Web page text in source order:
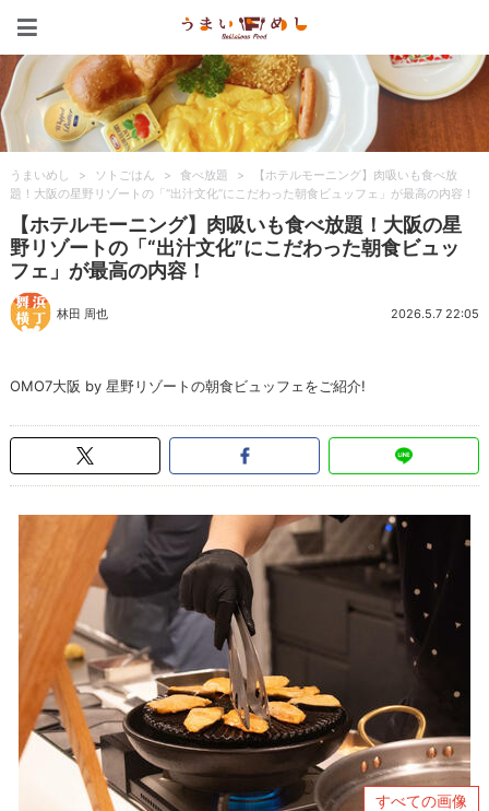
うまいめし > ソトごはん > 食べ放題 >
【ホテルモーニング】肉吸いも食べ放
題！大阪の星野リゾートの「“出汁文化”にこだわった朝食ビュッフェ」が最高の内容！
【ホテルモーニング】肉吸いも食べ放題！大阪の星
野リゾートの「“出汁文化”にこだわった朝食ビュッ
フェ」が最高の内容！
林田 周也 2026.5.7 22:05
OMO7大阪 by 星野リゾートの朝食ビュッフェをご紹介!
すべての画像